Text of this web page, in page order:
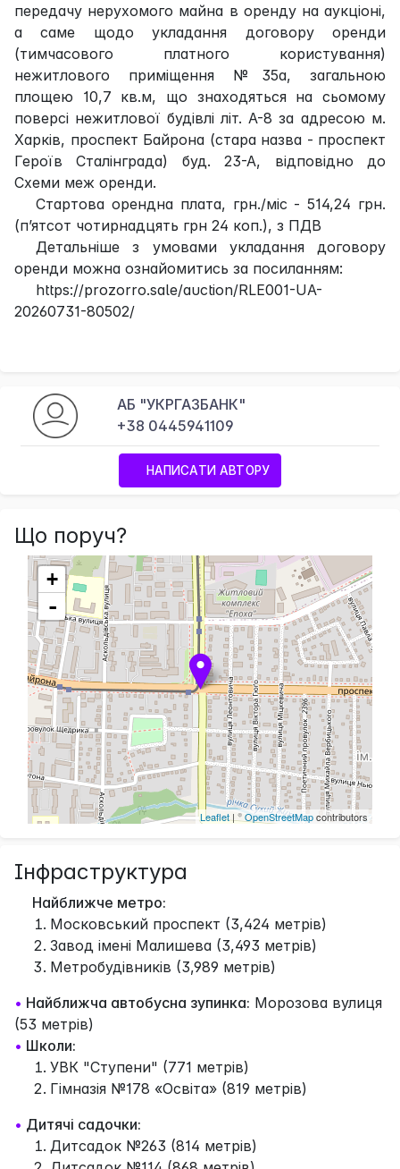
передачу нерухомого майна в оренду на аукціоні,
а саме щодо укладання договору оренди
(тимчасового платного користування)
нежитлового приміщення №35а, загальною
площею 10,7 кв.м, що знаходяться на сьомому
поверсі нежитлової будівлі літ. А-8 за адресою м.
Харків, проспект Байрона (стара назва - проспект
Героїв Сталінграда) буд. 23-А, відповідно до
Схеми меж оренди.
Стартова орендна плата, грн./міс - 514,24 грн.
(п’ятсот чотирнадцять грн 24 коп.), з ПДВ
Детальніше з умовами укладання договору
оренди можна ознайомитись за посиланням:
https://prozorro.sale/auction/RLE001-UA-
20260731-80502/
АБ "УКРГАЗБАНК"
+38 0445941109
НАПИСАТИ АВТОРУ
Що поруч?
+
-
Leaflet | ©OpenStreetMapcontributors
Інфраструктура
Найближче метро:
Московський проспект (3,424 метрів)
Завод імені Малишева (3,493 метрів)
Метробудівників (3,989 метрів)
• Найближча автобусна зупинка: Морозова вулиця
(53 метрів)
• Школи:
УВК "Ступени" (771 метрів)
Гімназія №178 «Освіта» (819 метрів)
• Дитячі садочки:
Дитсадок №263 (814 метрів)